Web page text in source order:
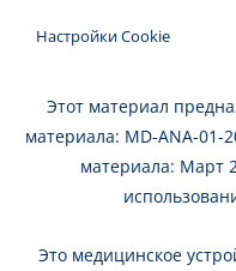
Настройки Cookie
Этот материал
материала: MD-ANA-01-
материала: Март
Это медицинское